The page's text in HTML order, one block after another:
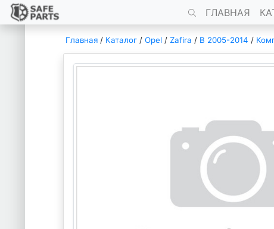
ГЛАВНАЯ
Главная / Каталог / Opel / Zafira / B 2005-2014 /